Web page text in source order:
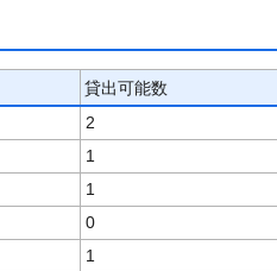
貸出可能数
2
1
1
0
1